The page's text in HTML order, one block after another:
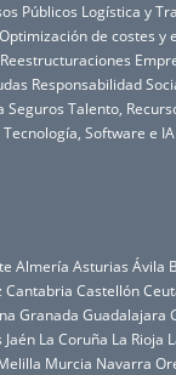
Públicos Logística y
Optimización de costes y
Reestructuraciones
Responsabilidad
Seguros Talento,
Tecnología, Software e IA
Almería Asturias Ávila
Cantabria Castellón
Granada Guadalajara
Jaén La Coruña La Rioja
Murcia Navarra